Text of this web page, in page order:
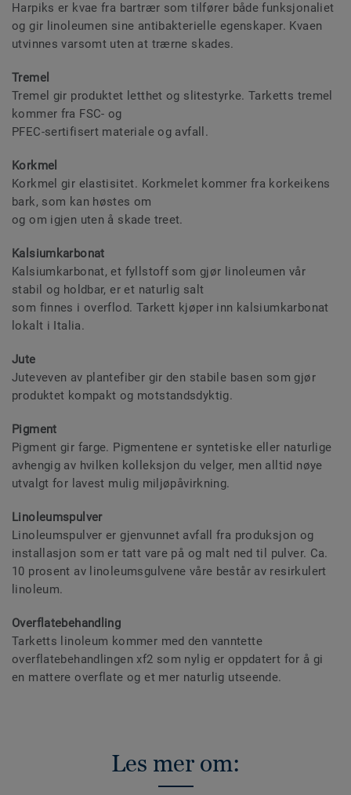
Harpiks er kvae fra bartrær som tilfører både funksjonaliet
og gir linoleumen sine antibakterielle egenskaper. Kvaen
utvinnes varsomt uten at trærne skades.
Tremel
Tremel gir produktet letthet og slitestyrke. Tarketts tremel
kommer fra FSC- og
PFEC-sertifisert materiale og avfall.
Korkmel
Korkmel gir elastisitet. Korkmelet kommer fra korkeikens
bark, som kan høstes om
og om igjen uten å skade treet.
Kalsiumkarbonat
Kalsiumkarbonat, et fyllstoff som gjør linoleumen vår
stabil og holdbar, er et naturlig salt
som finnes i overflod. Tarkett kjøper inn kalsiumkarbonat
lokalt i Italia.
Jute
Juteveven av plantefiber gir den stabile basen som gjør
produktet kompakt og motstandsdyktig.
Pigment
Pigment gir farge. Pigmentene er syntetiske eller naturlige
avhengig av hvilken kolleksjon du velger, men alltid nøye
utvalgt for lavest mulig miljøpåvirkning.
Linoleumspulver
Linoleumspulver er gjenvunnet avfall fra produksjon og
installasjon som er tatt vare på og malt ned til pulver. Ca.
10 prosent av linoleumsgulvene våre består av resirkulert
linoleum.
Overflatebehandling
Tarketts linoleum kommer med den vanntette
overflatebehandlingen xf2 som nylig er oppdatert for å gi
en mattere overflate og et mer naturlig utseende.
Les mer om: